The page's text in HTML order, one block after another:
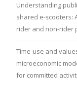
Understanding
shared e-scooters:
rider and non-rider
Time-use and
microeconomic
for committed